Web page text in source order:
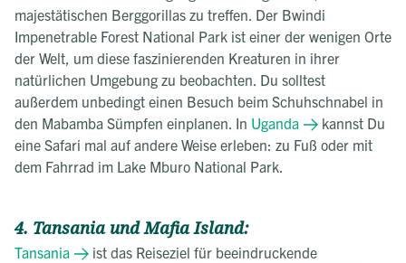
majestätischen Berggorillas zu treffen. Der Bwindi
Impenetrable Forest National Park ist einer der wenigen Orte
der Welt, um diese faszinierenden Kreaturen in ihrer
natürlichen Umgebung zu beobachten. Du solltest
außerdem unbedingt einen Besuch beim Schuhschnabel in
den Mabamba Sümpfen einplanen. In Uganda
kannst Du
eine Safari mal auf andere Weise erleben: zu Fuß oder mit
dem Fahrrad im Lake Mburo National Park.
4. Tansania und Mafia Island:
Tansania
ist das Reiseziel für beeindruckende